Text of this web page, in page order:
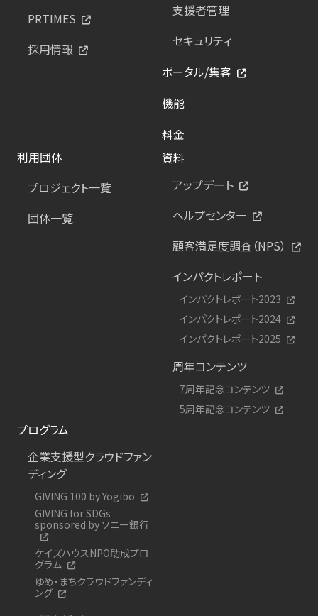
PRTIMES
採用情報
支援者管理
セキュリティ
ポータル/集客
機能
料金
利用団体
プロジェクト一覧
団体一覧
資料
アップデート
ヘルプセンター
顧客満足度調査（NPS）
インパクトレポート
インパクトレポート2023
インパクトレポート2024
インパクトレポート2025
周年コンテンツ
7周年記念コンテンツ
5周年記念コンテンツ
プログラム
企業支援型クラウドファン
ディング
GIVING 100 by Yogibo
GIVING for SDGs
sponsored by ソニー銀行
ケイズハウスNPO助成プロ
グラム
ゆめ・まちクラウドファンディ
ング